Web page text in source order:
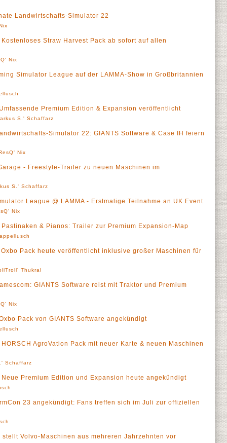
Landwirtschafts-Simulator 22
Straw Harvest Pack ab sofort auf allen
Nix
Simulator League auf der LAMMA-Show in Großbritannien
Premium Edition & Expansion veröffentlicht
S.' Schaffarz
Simulator 22: GIANTS Software & Case IH feiern
Nix
- Freestyle-Trailer zu neuen Maschinen im
S.' Schaffarz
League @ LAMMA - Erstmalige Teilnahme an UK Event
Nix
& Pianos: Trailer zur Premium Expansion-Map
Pack heute veröffentlicht inklusive großer Maschinen für
Thukral
GIANTS Software reist mit Traktor und Premium
Nix
Pack von GIANTS Software angekündigt
AgroVation Pack mit neuer Karte & neuen Maschinen
Schaffarz
Premium Edition und Expansion heute angekündigt
23 angekündigt: Fans treffen sich im Juli zur offiziellen
Volvo-Maschinen aus mehreren Jahrzehnten vor